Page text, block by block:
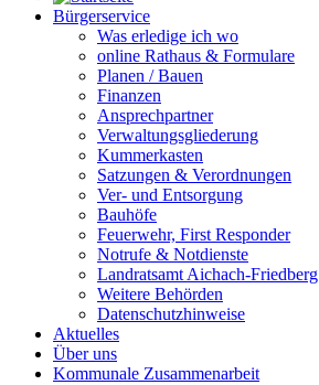
Bürgerservice
Was erledige ich wo
online Rathaus & Formulare
Planen / Bauen
Finanzen
Ansprechpartner
Verwaltungsgliederung
Kummerkasten
Satzungen & Verordnungen
Ver- und Entsorgung
Bauhöfe
Feuerwehr, First Responder
Notrufe & Notdienste
Landratsamt Aichach-Friedberg
Weitere Behörden
Datenschutzhinweise
Aktuelles
Über uns
Kommunale Zusammenarbeit